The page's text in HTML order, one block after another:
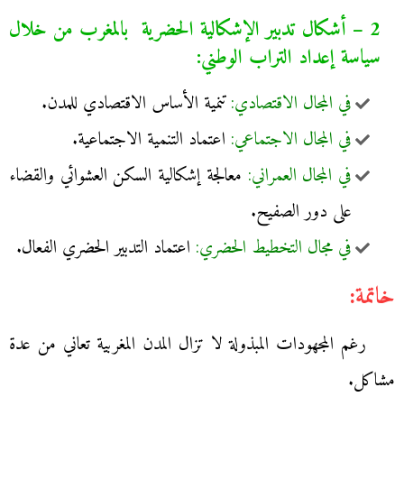
2 – أشكال تدبير الإشكالية الحضرية بالمغرب من خلال
سياسة إعداد التراب الوطني:
في المجال الاقتصادي:تنمية الأساس الاقتصادي للمدن.
في المجال الاجتماعي: اعتماد التنمية الاجتماعية.
في المجال العمراني: معالجة إشكالية السكن العشوائي والقضاء
على دور الصفيح.
في مجال التخطيط الحضري: اعتماد التدبير الحضري الفعال.
خاتمة:
رغم المجهودات المبذولة لا تزال المدن المغربية تعاني من عدة
مشاكل.